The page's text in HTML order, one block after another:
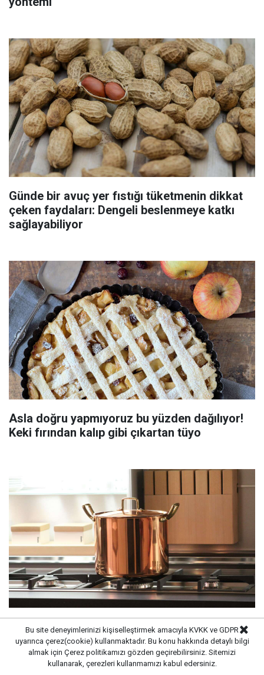
Günde bir avuç yer fıstığı tüketmenin dikkat
çeken faydaları: Dengeli beslenmeye katkı
sağlayabiliyor
Asla doğru yapmıyoruz bu yüzden dağılıyor!
Keki fırından kalıp gibi çıkartan tüyo
Süt kaynarken taşıyorsa bu yöntemi deneyin:
Tencerenin üzerine yerleştirmek yeterli
olabiliyor
Bu site deneyimlerinizi kişiselleştirmek amacıyla KVKK ve GDPR
uyarınca çerez(cookie) kullanmaktadır. Bu konu hakkında detaylı bilgi
almak için Çerez politikamızı gözden geçirebilirsiniz. Sitemizi
kullanarak, çerezleri kullanmamızı kabul edersiniz.